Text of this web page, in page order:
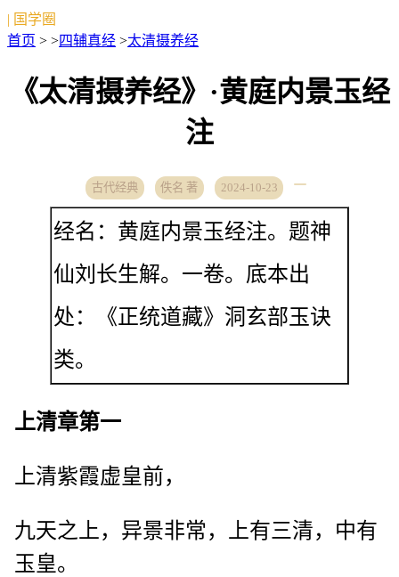
| 国学圈
首页 > >四辅真经 >太清摄养经
《太清摄养经》·黄庭内景玉经
注
古代经典 佚名 著 2024-10-23
经名：黄庭内景玉经注。题神
仙刘长生解。一卷。底本出
处：《正统道藏》洞玄部玉诀
类。
上清章第一
上清紫霞虚皇前，
九天之上，异景非常，上有三清，中有
玉皇。